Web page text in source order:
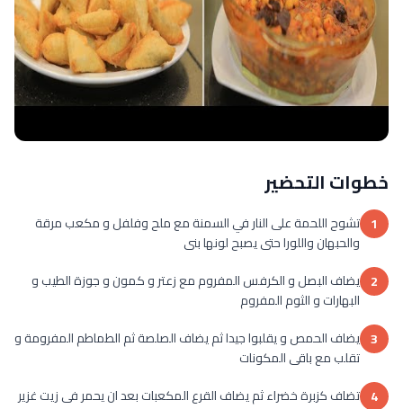
خطوات التحضير
1 تشوح اللحمة على النار في السمنة مع ملح وفلفل و مكعب مرقة
والحبهان واللورا حتى يصبح لونها بنى
2 يضاف البصل و الكرفس المفروم مع زعتر و كمون و جوزة الطيب و
البهارات و الثوم المفروم
3 يضاف الحمص و يقلبوا جيدا ثم يضاف الصلصة ثم الطماطم المفرومة و
تقلب مع باقى المكونات
4 تضاف كزبرة خضراء ثم يضاف القرع المكعبات بعد ان يحمر فى زيت غزير